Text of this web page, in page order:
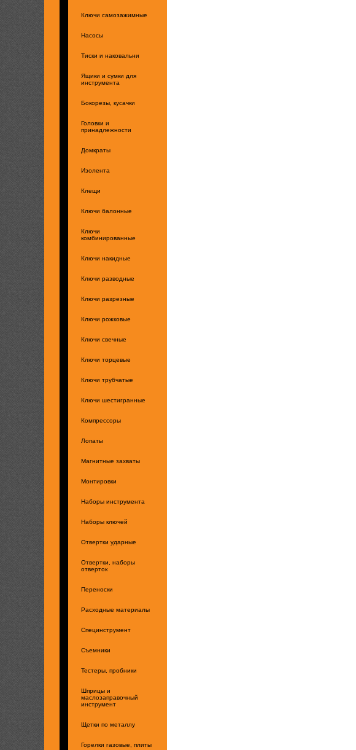
Ключи самозажимные
Насосы
Тиски и наковальни
Ящики и сумки для
инструмента
Бокорезы, кусачки
Головки и
принадлежности
Домкраты
Изолента
Клещи
Ключи балонные
Ключи
комбинированные
Ключи накидные
Ключи разводные
Ключи разрезные
Ключи рожковые
Ключи свечные
Ключи торцевые
Ключи трубчатые
Ключи шестигранные
Компрессоры
Лопаты
Магнитные захваты
Монтировки
Наборы инструмента
Наборы ключей
Отвертки ударные
Отвертки, наборы
отверток
Переноски
Расходные материалы
Специнструмент
Съемники
Тестеры, пробники
Шприцы и
маслозаправочный
инструмент
Щетки по металлу
Горелки газовые, плиты